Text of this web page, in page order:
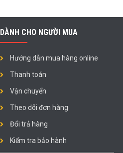
DÀNH CHO NGƯỜI MUA
Hướng dẫn mua hàng online
Thanh toán
Vận chuyển
Theo dõi đơn hàng
Đổi trả hàng
Kiểm tra bảo hành